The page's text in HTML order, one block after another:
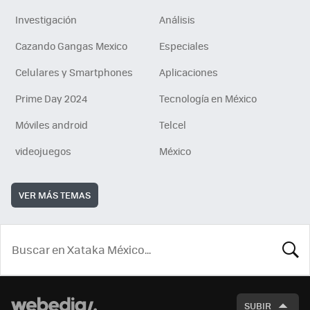
Investigación
Análisis
Cazando Gangas Mexico
Especiales
Celulares y Smartphones
Aplicaciones
Prime Day 2024
Tecnología en México
Móviles android
Telcel
videojuegos
México
VER MÁS TEMAS
SUBIR